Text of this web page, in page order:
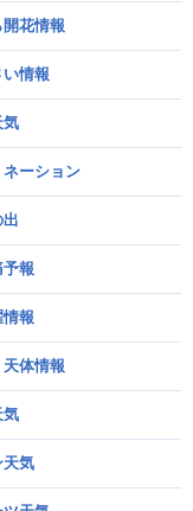
開花情報
情報
気
ネーション
予報
情報
体情報
気
天気